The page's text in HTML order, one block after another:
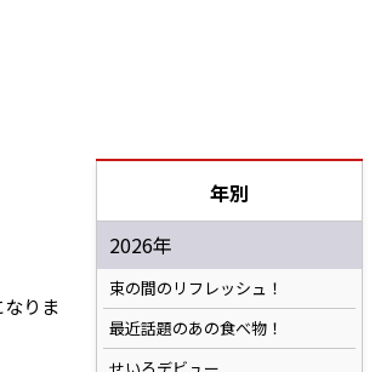
りま
年別
2026年
束の間のリフレッシュ！
最近話題のあの食べ物！